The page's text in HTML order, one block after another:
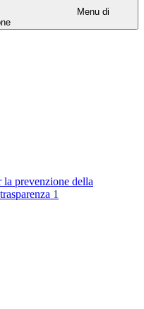
Menu di
la prevenzione della
1